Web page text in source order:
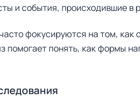
и события, происходившие в
фокусируются на том, как
помогает понять, как формы